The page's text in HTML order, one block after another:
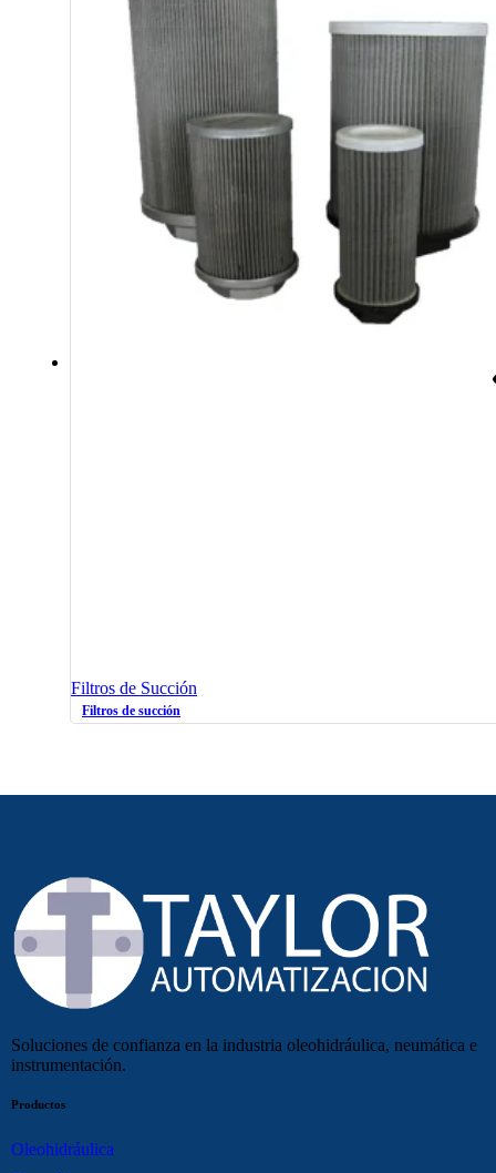
Filtros de Succión
Filtros de succión
Soluciones de confianza en la industria oleohidráulica, neumática e
instrumentación.
Productos
Oleohidráulica